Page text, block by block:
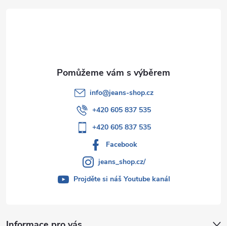
info@jeans-shop.cz
+420 605 837 535
+420 605 837 535
Facebook
jeans_shop.cz/
Projděte si náš Youtube kanál